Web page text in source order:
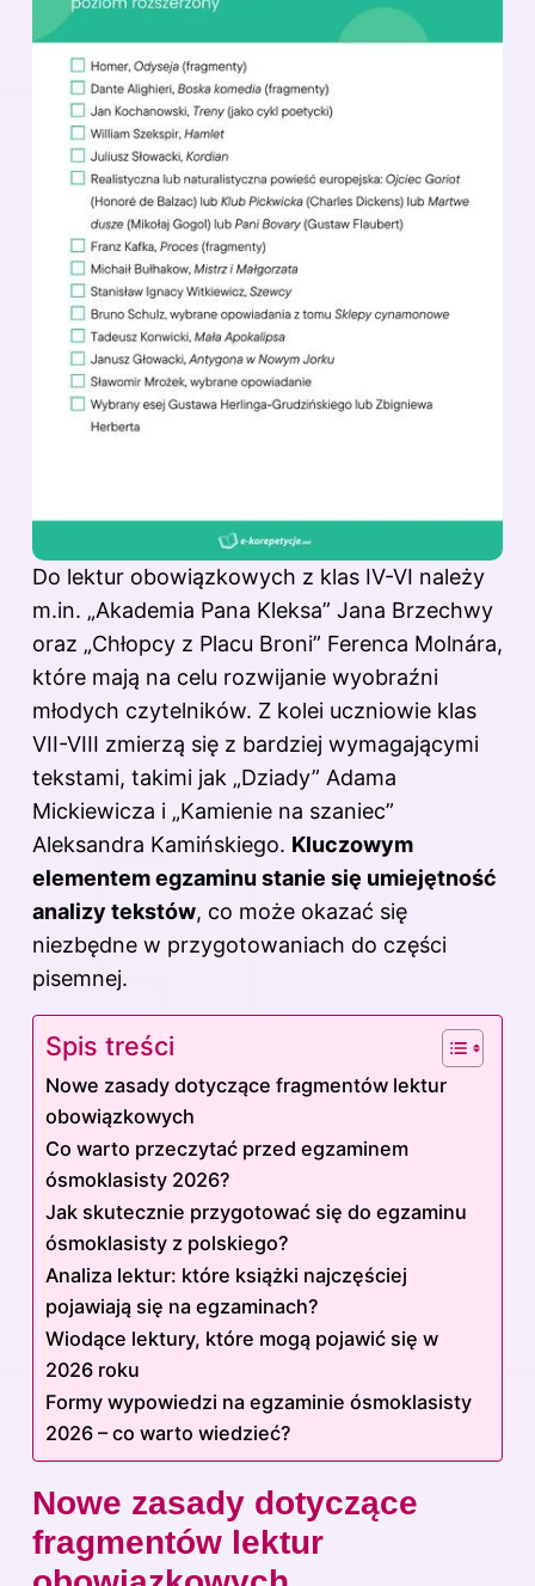
Do lektur obowiązkowych z klas IV-VI należy
m.in. „Akademia Pana Kleksa” Jana Brzechwy
oraz „Chłopcy z Placu Broni” Ferenca Molnára,
które mają na celu rozwijanie wyobraźni
młodych czytelników. Z kolei uczniowie klas
VII-VIII zmierzą się z bardziej wymagającymi
tekstami, takimi jak „Dziady” Adama
Mickiewicza i „Kamienie na szaniec”
Aleksandra Kamińskiego. Kluczowym
elementem egzaminu stanie się umiejętność
analizy tekstów, co może okazać się
niezbędne w przygotowaniach do części
pisemnej.
Spis treści
Nowe zasady dotyczące fragmentów lektur
obowiązkowych
Co warto przeczytać przed egzaminem
ósmoklasisty 2026?
Jak skutecznie przygotować się do egzaminu
ósmoklasisty z polskiego?
Analiza lektur: które książki najczęściej
pojawiają się na egzaminach?
Wiodące lektury, które mogą pojawić się w
2026 roku
Formy wypowiedzi na egzaminie ósmoklasisty
2026 – co warto wiedzieć?
Nowe zasady dotyczące
fragmentów lektur